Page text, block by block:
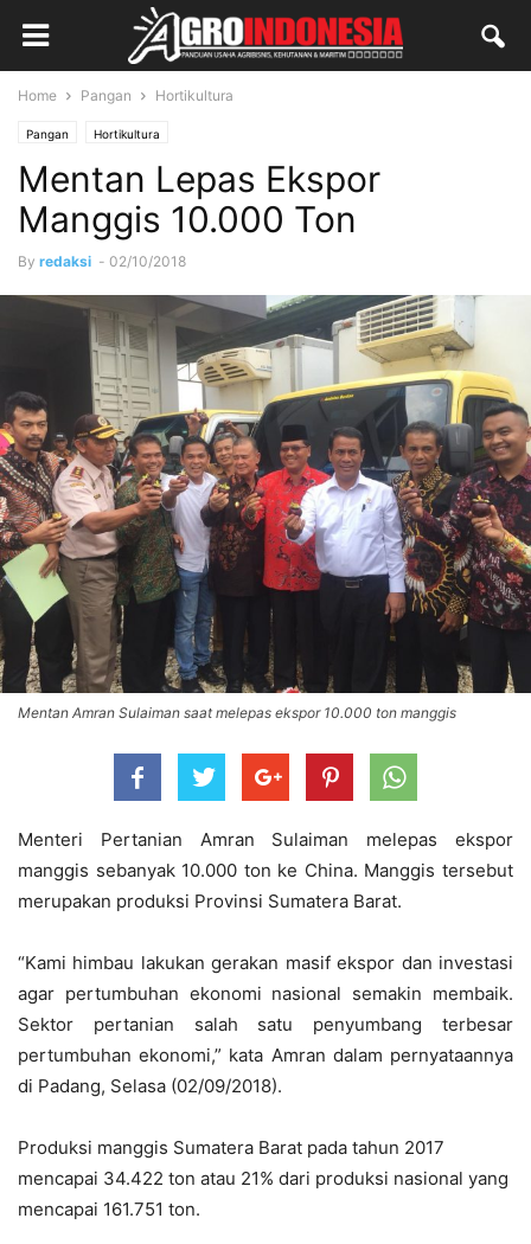
Home Pangan Hortikultura
Pangan Hortikultura
Mentan Lepas Ekspor
Manggis 10.000 Ton
By redaksi - 02/10/2018
Mentan Amran Sulaiman saat melepas ekspor 10.000 ton manggis
Menteri Pertanian Amran Sulaiman melepas ekspor
manggis sebanyak 10.000 ton ke China. Manggis tersebut
merupakan produksi Provinsi Sumatera Barat.
“Kami himbau lakukan gerakan masif ekspor dan investasi
agar pertumbuhan ekonomi nasional semakin membaik.
Sektor pertanian salah satu penyumbang terbesar
pertumbuhan ekonomi,” kata Amran dalam pernyataannya
di Padang, Selasa (02/09/2018).
Produksi manggis Sumatera Barat pada tahun 2017
mencapai 34.422 ton atau 21% dari produksi nasional yang
mencapai 161.751 ton.